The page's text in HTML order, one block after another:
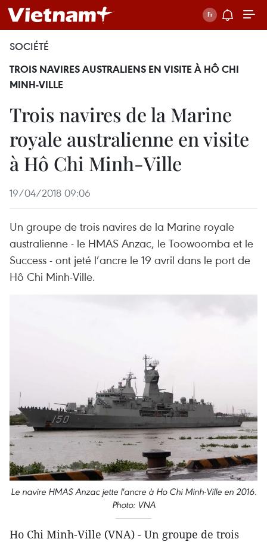
SOCIÉTÉ
TROIS NAVIRES AUSTRALIENS EN VISITE À HÔ CHI
MINH-VILLE
Trois navires de la Marine
royale australienne en visite
à Hô Chi Minh-Ville
19/04/2018 09:06
Un groupe de trois navires de la Marine royale
australienne - le HMAS Anzac, le Toowoomba et le
Success - ont jeté l’ancre le 19 avril dans le port de
Hô Chi Minh-Ville.
Le navire HMAS Anzac jette l'ancre à Ho Chi Minh-Ville en 2016.
Photo: VNA
Ho Chi Minh-Ville (VNA) - Un groupe de trois